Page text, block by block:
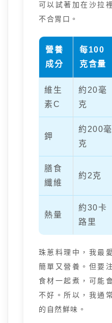
可以試著加在沙拉
不合胃口。
營養
成分
每100
克含量
維生
素C
約20毫
克
鉀
約200毫
克
膳食
纖維
約2克
熱量
約30卡
路里
珠蔥料理中，我最
簡單又營養。但要
食材一起煮，可能
不好。所以，我通
的自然鮮味。